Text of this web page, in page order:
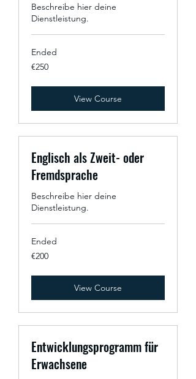
Beschreibe hier deine
Dienstleistung.
Ended
250
euros
€250
View Course
Englisch als Zweit- oder
Fremdsprache
Beschreibe hier deine
Dienstleistung.
Ended
200
euros
€200
View Course
Entwicklungsprogramm für
Erwachsene